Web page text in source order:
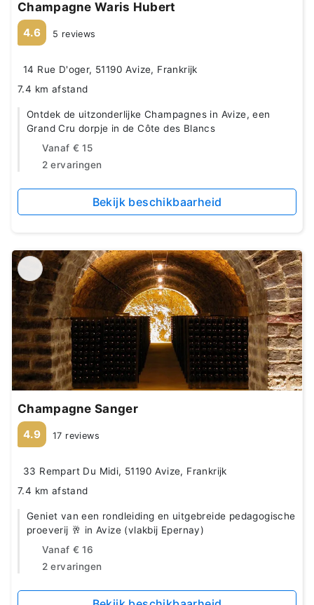
Champagne Waris Hubert
4.6 5 reviews
14 Rue D'oger, 51190 Avize, Frankrijk
7.4 km afstand
Ontdek de uitzonderlijke Champagnes in Avize, een
Grand Cru dorpje in de Côte des Blancs
Vanaf € 15
2 ervaringen
Bekijk beschikbaarheid
Champagne Sanger
4.9 17 reviews
33 Rempart Du Midi, 51190 Avize, Frankrijk
7.4 km afstand
Geniet van een rondleiding en uitgebreide pedagogische
proeverij 🥂 in Avize (vlakbij Epernay)
Vanaf € 16
2 ervaringen